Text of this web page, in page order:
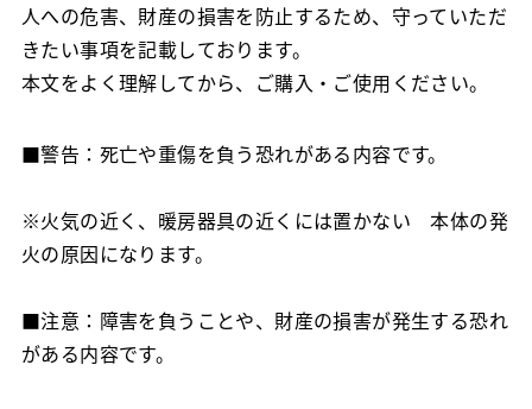
人への危害、財産の損害を防止するため、守っていただ
きたい事項を記載しております。
本文をよく理解してから、ご購入・ご使用ください。
■警告：死亡や重傷を負う恐れがある内容です。
※火気の近く、暖房器具の近くには置かない 本体の発
火の原因になります。
■注意：障害を負うことや、財産の損害が発生する恐れ
がある内容です。